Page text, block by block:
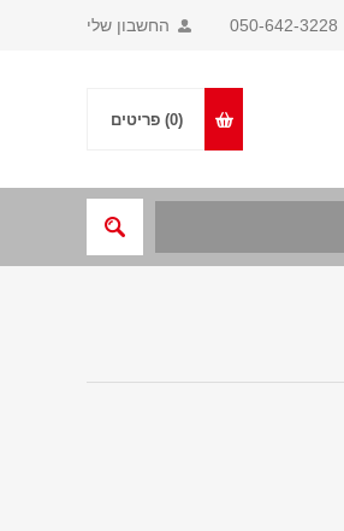
החשבון שלי 050-642-3228
(0) פריטים